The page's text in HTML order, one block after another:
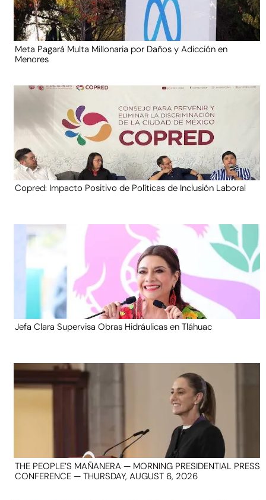
Meta Pagará Multa Millonaria por Daños y Adicción en
Menores
Copred: Impacto Positivo de Políticas de Inclusión Laboral
Jefa Clara Supervisa Obras Hidráulicas en Tláhuac
THE PEOPLE’S MAÑANERA — MORNING PRESIDENTIAL PRESS
CONFERENCE — THURSDAY, AUGUST 6, 2026